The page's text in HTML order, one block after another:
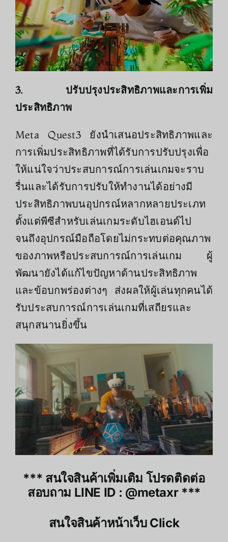
3. ปรับปรุงประสิทธิภาพและการเพิ่ม
ประสิทธิภาพ
Meta Quest3 ยังนำเสนอประสิทธิภาพและ
การเพิ่มประสิทธิภาพที่ได้รับการปรับปรุงเพื่อ
ให้แน่ใจว่าประสบการณ์การเล่นเกมจะราบ
รื่นและได้รับการปรับให้ทำงานได้อย่างมี
ประสิทธิภาพบนอุปกรณ์หลากหลายประเภท
ตั้งแต่พีซีสำหรับเล่นเกมระดับไฮเอนด์ไป
จนถึงอุปกรณ์มือถือโดยไม่กระทบต่อคุณภาพ
ของภาพหรือประสบการณ์การเล่นเกม ผู้
พัฒนายังได้แก้ไขปัญหาด้านประสิทธิภาพ
และข้อบกพร่องต่างๆ ส่งผลให้ผู้เล่นทุกคนได้
รับประสบการณ์การเล่นเกมที่เสถียรและ
สนุกสนานยิ่งขึ้น
*** สนใจสินค้าเพิ่มเติม โปรดติดต่อ
สอบถาม LINE ID : @metaxr***
สนใจสินค้าหน้าเว็บ Click